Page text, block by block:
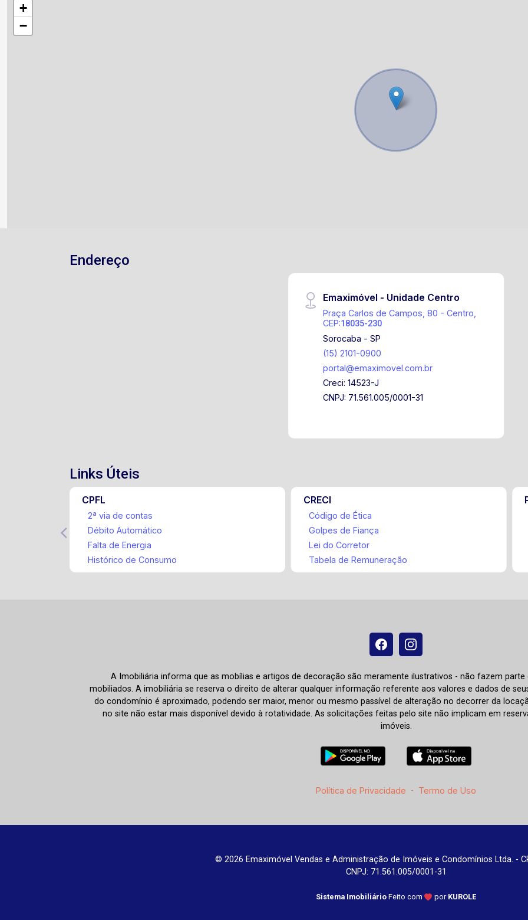
+
−
Endereço
Emaximóvel - Unidade Centro
Praça Carlos de Campos, 80 - Centro,
CEP:18035-230
Sorocaba - SP
(15) 2101-0900
portal@emaximovel.com.br
Creci: 14523-J
CNPJ: 71.561.005/0001-31
Links Úteis
CPFL
2ª via de contas
Débito Automático
Falta de Energia
Histórico de Consumo
CRECI
Código de Ética
Golpes de Fiança
Lei do Corretor
Tabela de Remuneração
A Imobiliária informa que as mobílias e artigos de decoração são meramente ilustrativos - não fazem
mobiliados. A imobiliária se reserva o direito de alterar qualquer informação referente aos valores e dados de
do condomínio é aproximado, podendo ser maior, menor ou mesmo passível de alteração no decorrer da
no site não estar mais disponível devido à rotatividade. As solicitações feitas pelo site não implicam em
imóveis.
Política de Privacidade - Termo de Uso
© 2026 Emaximóvel Vendas e Administração de Imóveis e Condomínios Ltda. -
CNPJ: 71.561.005/0001-31
Sistema Imobiliário Feito com por KUROLE